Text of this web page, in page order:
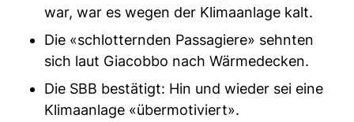
war, war es wegen der Klimaanlage kalt.
Die «schlotternden Passagiere» sehnten
sich laut Giacobbo nach Wärmedecken.
Die SBB bestätigt: Hin und wieder sei eine
Klimaanlage «übermotiviert».